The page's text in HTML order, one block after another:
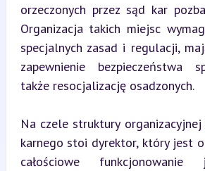
orzeczonych przez sąd kar
Organizacja takich miejsc
specjalnych zasad i regulacji,
zapewnienie bezpieczeństwa
także resocjalizację osadzonych.
Na czele struktury organizacyjnej
karnego stoi dyrektor, który jest
całościowe